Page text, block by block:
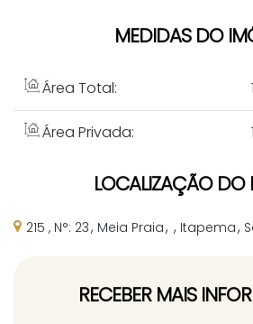
MEDIDAS DO
Área Total:
Área Privada:
LOCALIZAÇÃO DO
215 , N°: 23 Meia Praia Itapema
RECEBER MAIS